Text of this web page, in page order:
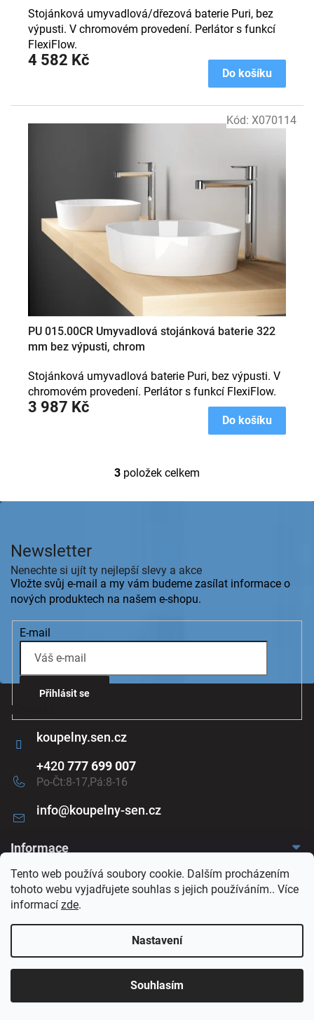
Tento web používá soubory cookie. Dalším procházením
tohoto webu vyjadřujete souhlas s jejich používáním.. Více
informací zde.
Nastavení
Souhlasím
4 582 Kč
Do košíku
Stojánková umyvadlová/dřezová baterie Puri, bez
výpusti. V chromovém provedení. Perlátor s funkcí
FlexiFlow.
PU 015.00CR Umyvadlová stojánková baterie 322
mm bez výpusti, chrom
3 987 Kč
Do košíku
Stojánková umyvadlová baterie Puri, bez výpusti. V
chromovém provedení. Perlátor s funkcí FlexiFlow.
Kód: X070114
O
l
í
p
r
k
y
p
u
3 položek celkem
Z
Kontakt
info@koupelny-sen.cz
+420777 699 007
Po-Čt:8-17,Pá:8-16
koupelny.sen.cz
Informace
Doprava a platba
Reklamace a odstoupení
O nás
Naše vzorkovna
Kontakt
Naše vzorkovna
Roh ulic Sazečská
Po-Čt:
Newsletter
Nenechte si ujít ty nejlepší slevy a akce
Vložte svůj e-mail a my vám budeme zasílat informace o
nových produktech na našem e-shopu.
E-mail
Přihlásit se